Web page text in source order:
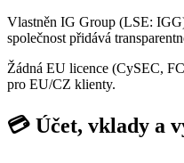
Vlastněn IG Group (LSE:
společnost přidává
Žádná EU licence (CySEC,
pro EU/CZ klienty.
💳 Účet, vklady a